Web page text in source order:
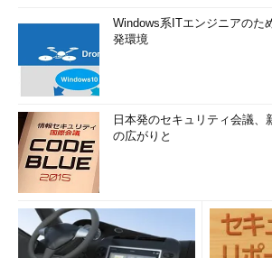
Windows系ITエンジニアのた
発環境
日本発のセキュリティ会議、
の広がりと